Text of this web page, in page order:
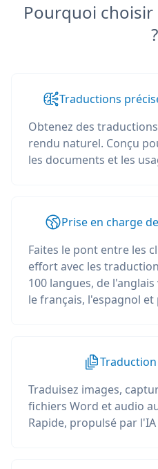
Pourquoi choisir
?
Traductions
Obtenez des
rendu naturel. Conçu
les documents et les
Prise en charge
Faites le pont entre les
effort avec les
100 langues, de
le français, l'espagnol et
Traduisez images,
fichiers Word et audio
Rapide, propulsé par